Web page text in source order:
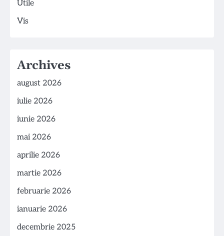
Utile
Vis
Archives
august 2026
iulie 2026
iunie 2026
mai 2026
aprilie 2026
martie 2026
februarie 2026
ianuarie 2026
decembrie 2025